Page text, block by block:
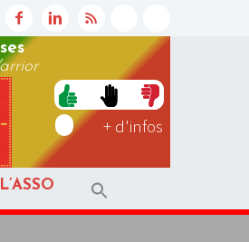
+ d'infos
L’ASSO